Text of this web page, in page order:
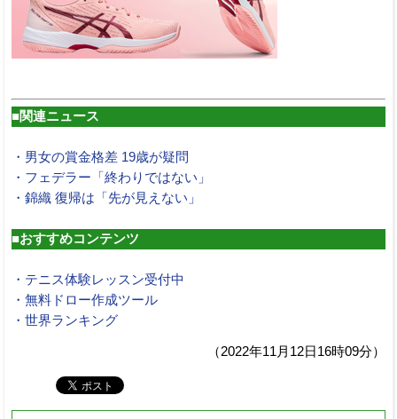
■関連ニュース
・男女の賞金格差 19歳が疑問
・フェデラー「終わりではない」
・錦織 復帰は「先が見えない」
■おすすめコンテンツ
・テニス体験レッスン受付中
・無料ドロー作成ツール
・世界ランキング
（2022年11月12日16時09分）